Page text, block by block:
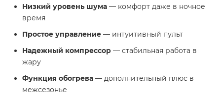
Низкий уровень шума — комфорт даже в ночное
время
Простое управление — интуитивный пульт
Надежный компрессор — стабильная работа в
жару
Функция обогрева — дополнительный плюс в
межсезонье